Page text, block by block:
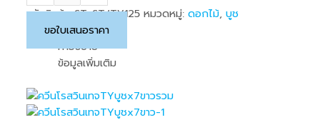
รหัสสินค้า:ST-ST/TY125 หมวดหมู่:ดอกไม้,บูช
ขอใบเสนอราคา
คำอธิบาย
ข้อมูลเพิ่มเติม